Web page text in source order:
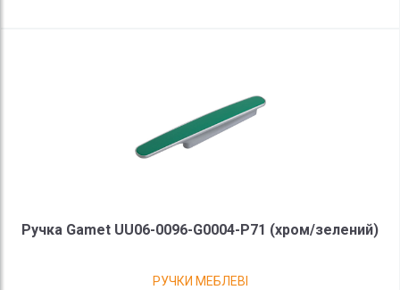
Ручка Gamet UU06-0096-G0004-P71 (хром/зелений)
РУЧКИ МЕБЛЕВІ